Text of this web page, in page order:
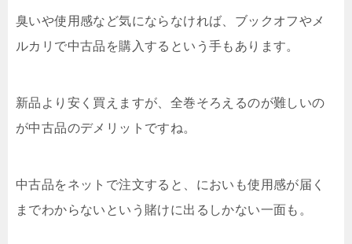
臭いや使用感など気にならなければ、ブックオフやメ
ルカリで中古品を購入するという手もあります。
新品より安く買えますが、全巻そろえるのが難しいの
が中古品のデメリットですね。
中古品をネットで注文すると、においも使用感が届く
までわからないという賭けに出るしかない一面も。